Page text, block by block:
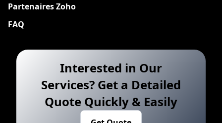
Partenaires Zoho
FAQ
Interested in Our
Services? Get a Detailed
Quote Quickly & Easily